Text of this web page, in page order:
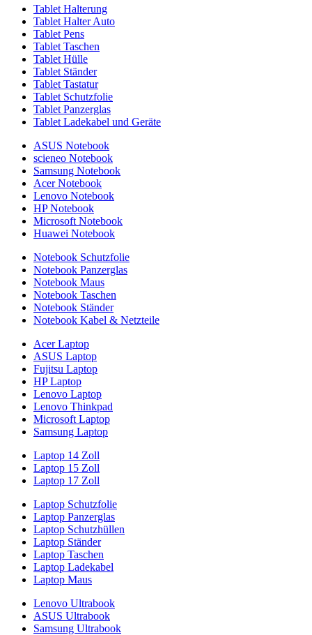
Tablet Halterung
Tablet Halter Auto
Tablet Pens
Tablet Taschen
Tablet Hülle
Tablet Ständer
Tablet Tastatur
Tablet Schutzfolie
Tablet Panzerglas
Tablet Ladekabel und Geräte
ASUS Notebook
scieneo Notebook
Samsung Notebook
Acer Notebook
Lenovo Notebook
HP Notebook
Microsoft Notebook
Huawei Notebook
Notebook Schutzfolie
Notebook Panzerglas
Notebook Maus
Notebook Taschen
Notebook Ständer
Notebook Kabel & Netzteile
Acer Laptop
ASUS Laptop
Fujitsu Laptop
HP Laptop
Lenovo Laptop
Lenovo Thinkpad
Microsoft Laptop
Samsung Laptop
Laptop 14 Zoll
Laptop 15 Zoll
Laptop 17 Zoll
Laptop Schutzfolie
Laptop Panzerglas
Laptop Schutzhüllen
Laptop Ständer
Laptop Taschen
Laptop Ladekabel
Laptop Maus
Lenovo Ultrabook
ASUS Ultrabook
Samsung Ultrabook